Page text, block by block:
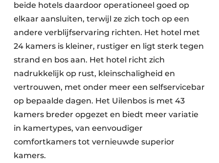
beide hotels daardoor operationeel goed op
elkaar aansluiten, terwijl ze zich toch op een
andere verblijfservaring richten. Het hotel met
24 kamers is kleiner, rustiger en ligt sterk tegen
strand en bos aan. Het hotel richt zich
nadrukkelijk op rust, kleinschaligheid en
vertrouwen, met onder meer een selfservicebar
op bepaalde dagen. Het Uilenbos is met 43
kamers breder opgezet en biedt meer variatie
in kamertypes, van eenvoudiger
comfortkamers tot vernieuwde superior
kamers.